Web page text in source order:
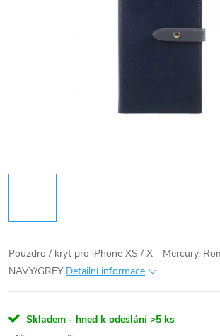
Pouzdro / kryt pro iPhone XS / X - Mercury,
NAVY/GREY Detailní informace
Skladem - hned k odeslání >5 ks